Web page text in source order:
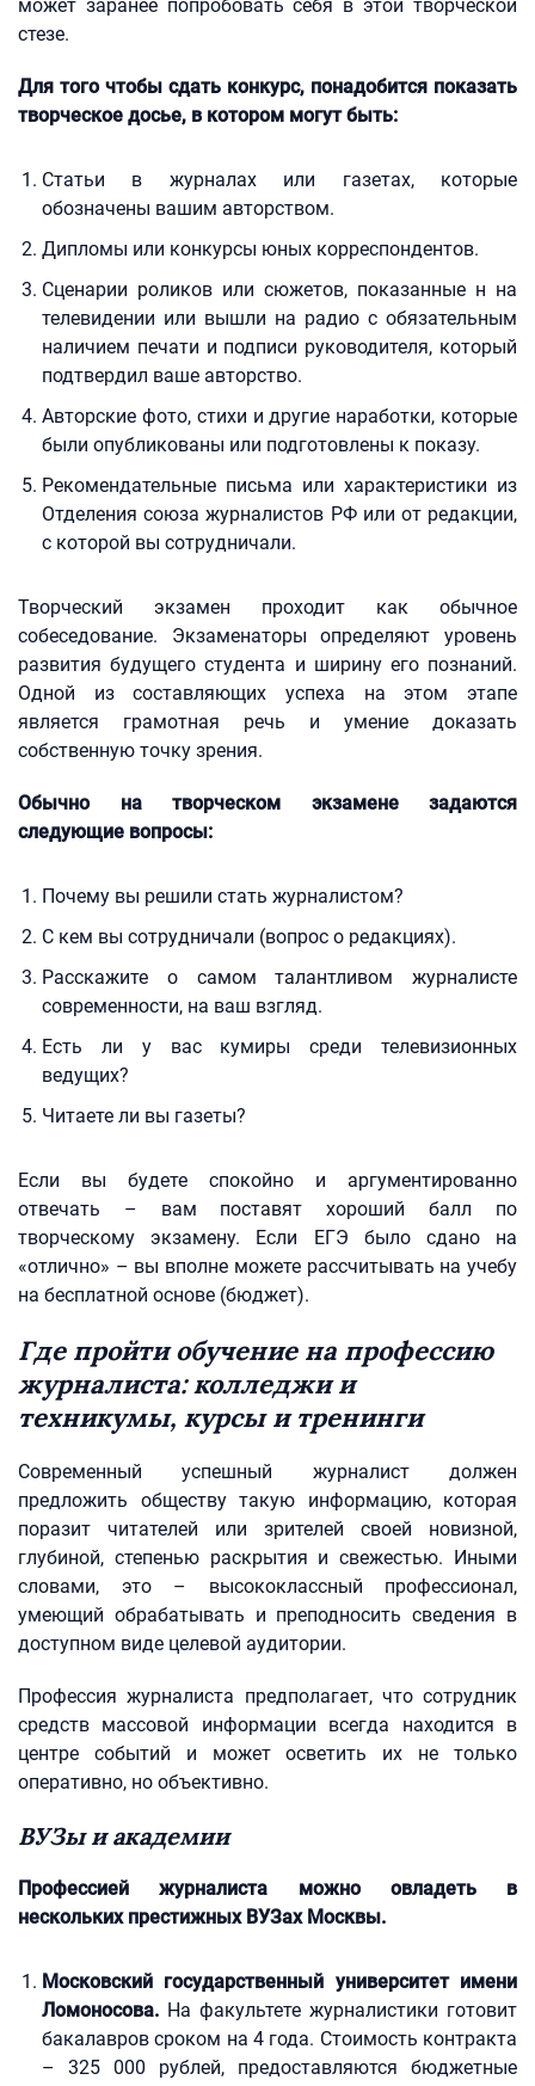
может заранее попробовать себя в этой творческой
стезе.
Для того чтобы сдать конкурс, понадобится показать
творческое досье, в котором могут быть:
Статьи в журналах или газетах, которые
обозначены вашим авторством.
Дипломы или конкурсы юных корреспондентов.
Сценарии роликов или сюжетов, показанные н на
телевидении или вышли на радио с обязательным
наличием печати и подписи руководителя, который
подтвердил ваше авторство.
Авторские фото, стихи и другие наработки, которые
были опубликованы или подготовлены к показу.
Рекомендательные письма или характеристики из
Отделения союза журналистов РФ или от редакции,
с которой вы сотрудничали.
Творческий экзамен проходит как обычное
собеседование. Экзаменаторы определяют уровень
развития будущего студента и ширину его познаний.
Одной из составляющих успеха на этом этапе
является грамотная речь и умение доказать
собственную точку зрения.
Обычно на творческом экзамене задаются
следующие вопросы:
Почему вы решили стать журналистом?
С кем вы сотрудничали (вопрос о редакциях).
Расскажите о самом талантливом журналисте
современности, на ваш взгляд.
Есть ли у вас кумиры среди телевизионных
ведущих?
Читаете ли вы газеты?
Если вы будете спокойно и аргументированно
отвечать – вам поставят хороший балл по
творческому экзамену. Если ЕГЭ было сдано на
«отлично» – вы вполне можете рассчитывать на учебу
на бесплатной основе (бюджет).
Где пройти обучение на профессию
журналиста: колледжи и
техникумы, курсы и тренинги
Современный успешный журналист должен
предложить обществу такую информацию, которая
поразит читателей или зрителей своей новизной,
глубиной, степенью раскрытия и свежестью. Иными
словами, это – высококлассный профессионал,
умеющий обрабатывать и преподносить сведения в
доступном виде целевой аудитории.
Профессия журналиста предполагает, что сотрудник
средств массовой информации всегда находится в
центре событий и может осветить их не только
оперативно, но объективно.
ВУЗы и академии
Профессией журналиста можно овладеть в
нескольких престижных ВУЗах Москвы.
Московский государственный университет имени
Ломоносова. На факультете журналистики готовит
бакалавров сроком на 4 года. Стоимость контракта
– 325 000 рублей, предоставляются бюджетные